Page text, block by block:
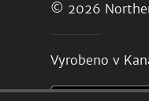
© 2026
Vyrobeno v